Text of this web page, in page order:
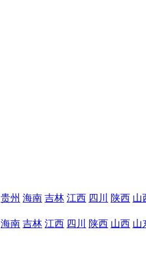
贵州 海南 吉林 江西 四川 陕西 山
海南 吉林 江西 四川 陕西 山西 山